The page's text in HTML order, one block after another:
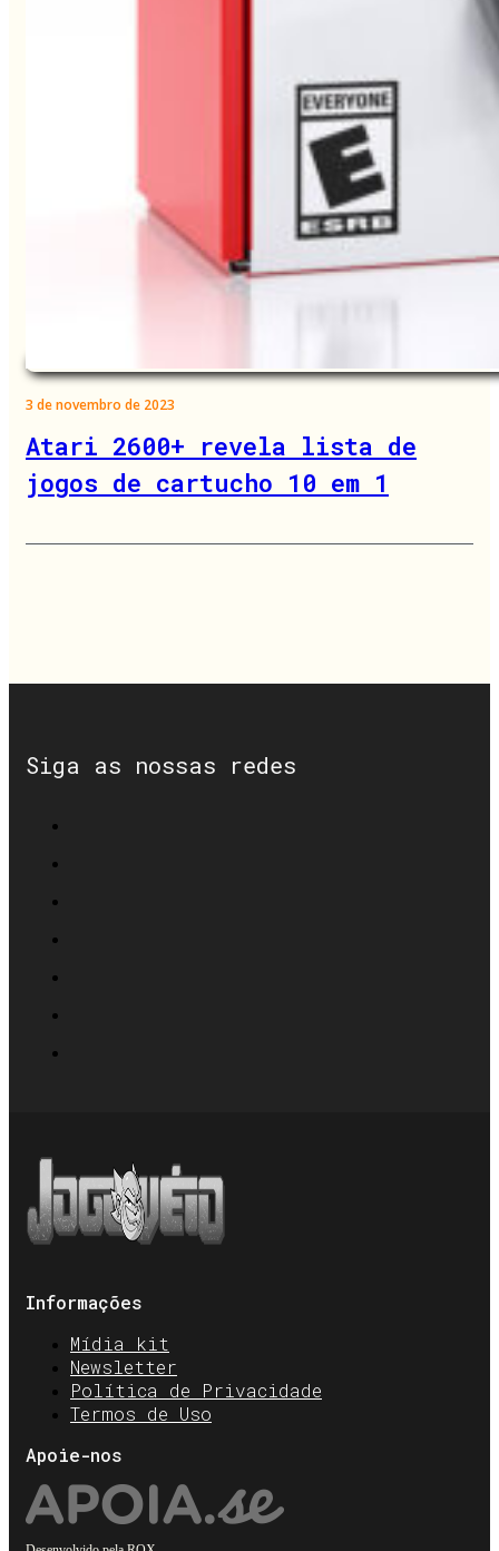
3 de novembro de 2023
Atari 2600+ revela lista de
jogos de cartucho 10 em 1
Siga as nossas redes
Informações
Mídia kit
Newsletter
Política de Privacidade
Termos de Uso
Apoie-nos